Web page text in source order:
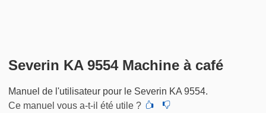
Severin KA 9554 Machine à café
Manuel de l'utilisateur pour le Severin KA 9554.
Ce manuel vous a-t-il été utile ?